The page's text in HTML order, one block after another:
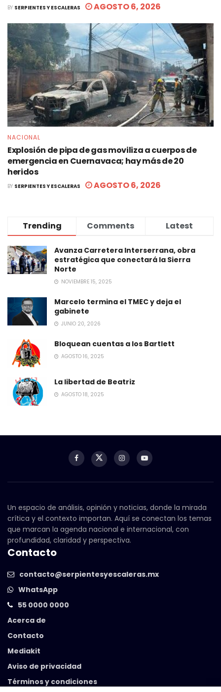
BY SERPIENTES Y ESCALERAS AGOSTO 6, 2026
NACIONAL
Explosión de pipa de gas moviliza a cuerpos de
emergencia en Cuernavaca; hay más de 20
heridos
BY SERPIENTES Y ESCALERAS AGOSTO 6, 2026
Trending Comments Latest
Avanza Carretera Interserrana, obra
estratégica que conectará la Sierra
Norte
NOVIEMBRE 15, 2025
Marcelo termina el TMEC y deja el
gabinete
JUNIO 20, 2026
Bloquean cuentas a los Bartlett
AGOSTO 16, 2025
La libertad de Beatriz
AGOSTO 18, 2025
Un espacio de análisis, opinión y noticias, donde la mirada
crítica y el contexto importan. Aquí se conectan los temas
que marcan la agenda nacional e internacional, con
profundidad, claridad y perspectiva.
Contacto
contacto@serpientesyescaleras.mx
WhatsApp
55 0000 0000
Acerca de
Contacto
Mediakit
Aviso de privacidad
Términos y condiciones